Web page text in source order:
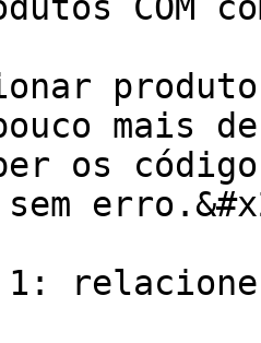
mais
os
1: